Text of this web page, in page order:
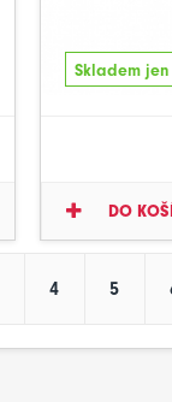
Skladem jen
DO
4 5